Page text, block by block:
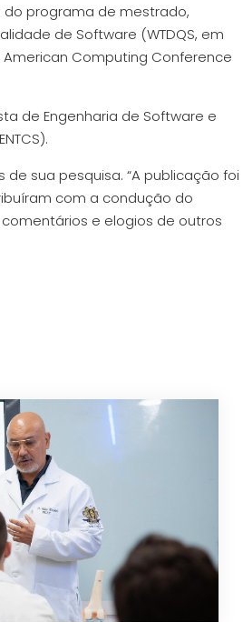
programa de mestrado,
de Software (WTDQS, em
Computing Conference
de Engenharia de Software e
sua pesquisa. “A publicação foi
com a condução do
e elogios de outros